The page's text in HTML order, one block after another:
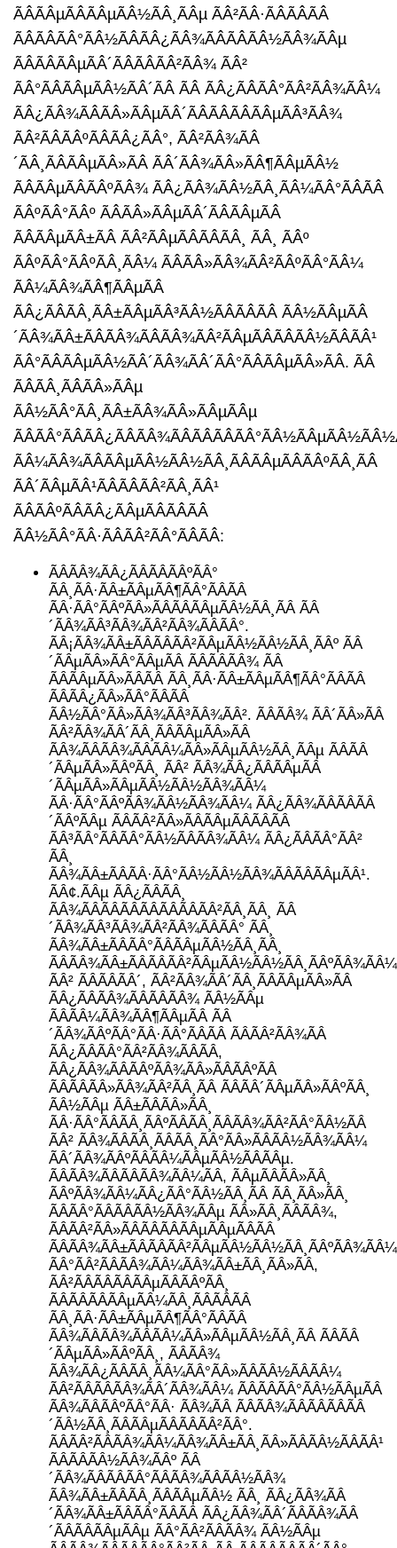
ÃÂÃÂµÃÂÃÂµÃÂ½ÃÂ¸ÃÂµ ÃÂ²ÃÂ·ÃÂÃÂÃÂ
ÃÂÃÂÃÂ°ÃÂ½ÃÂÃÂ¿ÃÂ¾ÃÂÃÂÃÂ½ÃÂ¾ÃÂµ
ÃÂÃÂÃÂµÃÂ´ÃÂÃÂÃÂ²ÃÂ¾ ÃÂ²
ÃÂ°ÃÂÃÂµÃÂ½ÃÂ´ÃÂ ÃÂ ÃÂ¿ÃÂÃÂ°ÃÂ²ÃÂ¾ÃÂ¼
ÃÂ¿ÃÂ¾ÃÂÃÂ»ÃÂµÃÂ´ÃÂÃÂÃÂÃÂµÃÂ³ÃÂ¾
ÃÂ²ÃÂÃÂºÃÂÃÂ¿ÃÂ°, ÃÂ²ÃÂ¾ÃÂ
´ÃÂ¸ÃÂÃÂµÃÂ»ÃÂ ÃÂ´ÃÂ¾ÃÂ»ÃÂ¶ÃÂµÃÂ½
ÃÂÃÂµÃÂÃÂºÃÂ¾ ÃÂ¿ÃÂ¾ÃÂ½ÃÂ¸ÃÂ¼ÃÂ°ÃÂÃÂ
ÃÂºÃÂ°ÃÂº ÃÂÃÂ»ÃÂµÃÂ´ÃÂÃÂµÃÂ
ÃÂÃÂµÃÂ±ÃÂ ÃÂ²ÃÂµÃÂÃÂÃÂ¸ ÃÂ¸ ÃÂº
ÃÂºÃÂ°ÃÂºÃÂ¸ÃÂ¼ ÃÂÃÂ»ÃÂ¾ÃÂ²ÃÂºÃÂ°ÃÂ¼
ÃÂ¼ÃÂ¾ÃÂ¶ÃÂµÃÂ
ÃÂ¿ÃÂÃÂ¸ÃÂ±ÃÂµÃÂ³ÃÂ½ÃÂÃÂÃÂ ÃÂ½ÃÂµÃÂ
´ÃÂ¾ÃÂ±ÃÂÃÂ¾ÃÂÃÂ¾ÃÂ²ÃÂµÃÂÃÂÃÂ½ÃÂÃÂ¹
ÃÂ°ÃÂÃÂµÃÂ½ÃÂ´ÃÂ¾ÃÂ´ÃÂ°ÃÂÃÂµÃÂ»ÃÂ. ÃÂ
ÃÂÃÂ¸ÃÂÃÂ»ÃÂµ
ÃÂ½ÃÂ°ÃÂ¸ÃÂ±ÃÂ¾ÃÂ»ÃÂµÃÂµ
ÃÂ¼ÃÂ¾ÃÂÃÂµÃÂ½ÃÂ½ÃÂ¸ÃÂÃÂµÃÂÃÂºÃÂ¸ÃÂ
ÃÂ´ÃÂµÃÂ¹ÃÂÃÂÃÂ²ÃÂ¸ÃÂ¹
ÃÂÃÂºÃÂÃÂ¿ÃÂµÃÂÃÂÃÂ
ÃÂ½ÃÂ°ÃÂ·ÃÂÃÂ²ÃÂ°ÃÂÃÂ:
ÃÂÃÂ¾ÃÂ¿ÃÂÃÂÃÂºÃÂ°
ÃÂ¸ÃÂ·ÃÂ±ÃÂµÃÂ¶ÃÂ°ÃÂÃÂ
ÃÂ·ÃÂ°ÃÂºÃÂ»ÃÂÃÂÃÂµÃÂ½ÃÂ¸ÃÂ ÃÂ
´ÃÂ¾ÃÂ³ÃÂ¾ÃÂ²ÃÂ¾ÃÂÃÂ°.
ÃÂ¡ÃÂ¾ÃÂ±ÃÂÃÂÃÂ²ÃÂµÃÂ½ÃÂ½ÃÂ¸ÃÂº ÃÂ
´ÃÂµÃÂ»ÃÂ°ÃÂµÃÂ ÃÂÃÂÃÂ¾ ÃÂ
ÃÂÃÂµÃÂ»ÃÂÃÂ ÃÂ¸ÃÂ·ÃÂ±ÃÂµÃÂ¶ÃÂ°ÃÂÃÂ
ÃÂÃÂ¿ÃÂ»ÃÂ°ÃÂÃÂ
ÃÂ½ÃÂ°ÃÂ»ÃÂ¾ÃÂ³ÃÂ¾ÃÂ². ÃÂÃÂ¾ ÃÂ´ÃÂ»ÃÂ
ÃÂ²ÃÂ¾ÃÂ´ÃÂ¸ÃÂÃÂµÃÂ»ÃÂ
ÃÂ¾ÃÂÃÂ¾ÃÂÃÂ¼ÃÂ»ÃÂµÃÂ½ÃÂ¸ÃÂµ ÃÂÃÂ
´ÃÂµÃÂ»ÃÂºÃÂ¸ ÃÂ² ÃÂ¾ÃÂ¿ÃÂÃÂµÃÂ
´ÃÂµÃÂ»ÃÂµÃÂ½ÃÂ½ÃÂ¾ÃÂ¼
ÃÂ·ÃÂ°ÃÂºÃÂ¾ÃÂ½ÃÂ¾ÃÂ¼ ÃÂ¿ÃÂ¾ÃÂÃÂÃÂ
´ÃÂºÃÂµ ÃÂÃÂ²ÃÂ»ÃÂÃÂµÃÂÃÂÃÂ
ÃÂ³ÃÂ°ÃÂÃÂ°ÃÂ½ÃÂÃÂ¾ÃÂ¼ ÃÂ¿ÃÂÃÂ°ÃÂ²
ÃÂ¸
ÃÂ¾ÃÂ±ÃÂÃÂ·ÃÂ°ÃÂ½ÃÂ½ÃÂ¾ÃÂÃÂÃÂµÃÂ¹.
ÃÂ¢.ÃÂµ ÃÂ¿ÃÂÃÂ¸
ÃÂ¾ÃÂÃÂÃÂÃÂÃÂÃÂÃÂ²ÃÂ¸ÃÂ¸ ÃÂ
´ÃÂ¾ÃÂ³ÃÂ¾ÃÂ²ÃÂ¾ÃÂÃÂ° ÃÂ¸
ÃÂ¾ÃÂ±ÃÂÃÂ°ÃÂÃÂµÃÂ½ÃÂ¸ÃÂ¸
ÃÂÃÂ¾ÃÂ±ÃÂÃÂÃÂ²ÃÂµÃÂ½ÃÂ½ÃÂ¸ÃÂºÃÂ¾ÃÂ¼
ÃÂ² ÃÂÃÂÃÂ´, ÃÂ²ÃÂ¾ÃÂ´ÃÂ¸ÃÂÃÂµÃÂ»ÃÂ
ÃÂ¿ÃÂÃÂ¾ÃÂÃÂÃÂ¾ ÃÂ½ÃÂµ
ÃÂÃÂ¼ÃÂ¾ÃÂ¶ÃÂµÃÂ ÃÂ
´ÃÂ¾ÃÂºÃÂ°ÃÂ·ÃÂ°ÃÂÃÂ ÃÂÃÂ²ÃÂ¾ÃÂ
ÃÂ¿ÃÂÃÂ°ÃÂ²ÃÂ¾ÃÂÃÂ,
ÃÂ¿ÃÂ¾ÃÂÃÂºÃÂ¾ÃÂ»ÃÂÃÂºÃÂ
ÃÂÃÂÃÂ»ÃÂ¾ÃÂ²ÃÂ¸ÃÂ ÃÂÃÂ´ÃÂµÃÂ»ÃÂºÃÂ¸
ÃÂ½ÃÂµ ÃÂ±ÃÂÃÂ»ÃÂ¸
ÃÂ·ÃÂ°ÃÂÃÂ¸ÃÂºÃÂÃÂ¸ÃÂÃÂ¾ÃÂ²ÃÂ°ÃÂ½ÃÂ
ÃÂ² ÃÂ¾ÃÂÃÂ¸ÃÂÃÂ¸ÃÂ°ÃÂ»ÃÂÃÂ½ÃÂ¾ÃÂ¼
ÃÂ´ÃÂ¾ÃÂºÃÂÃÂ¼ÃÂµÃÂ½ÃÂÃÂµ.
ÃÂÃÂ¾ÃÂÃÂÃÂ¾ÃÂ¼ÃÂ, ÃÂµÃÂÃÂ»ÃÂ¸
ÃÂºÃÂ¾ÃÂ¼ÃÂ¿ÃÂ°ÃÂ½ÃÂ¸ÃÂ ÃÂ¸ÃÂ»ÃÂ¸
ÃÂÃÂ°ÃÂÃÂÃÂ½ÃÂ¾ÃÂµ ÃÂ»ÃÂ¸ÃÂÃÂ¾,
ÃÂÃÂ²ÃÂ»ÃÂÃÂÃÂÃÂµÃÂµÃÂÃÂ
ÃÂÃÂ¾ÃÂ±ÃÂÃÂÃÂ²ÃÂµÃÂ½ÃÂ½ÃÂ¸ÃÂºÃÂ¾ÃÂ¼
ÃÂ°ÃÂ²ÃÂÃÂ¾ÃÂ¼ÃÂ¾ÃÂ±ÃÂ¸ÃÂ»ÃÂ,
ÃÂ²ÃÂÃÂÃÂÃÂµÃÂÃÂºÃÂ¸
ÃÂÃÂÃÂÃÂµÃÂ¼ÃÂ¸ÃÂÃÂÃÂ
ÃÂ¸ÃÂ·ÃÂ±ÃÂµÃÂ¶ÃÂ°ÃÂÃÂ
ÃÂ¾ÃÂÃÂ¾ÃÂÃÂ¼ÃÂ»ÃÂµÃÂ½ÃÂ¸ÃÂ ÃÂÃÂ
´ÃÂµÃÂ»ÃÂºÃÂ¸, ÃÂÃÂ¾
ÃÂ¾ÃÂ¿ÃÂÃÂ¸ÃÂ¼ÃÂ°ÃÂ»ÃÂÃÂ½ÃÂÃÂ¼
ÃÂ²ÃÂÃÂÃÂ¾ÃÂ´ÃÂ¾ÃÂ¼ ÃÂÃÂÃÂ°ÃÂ½ÃÂµÃÂ
ÃÂ¾ÃÂÃÂºÃÂ°ÃÂ· ÃÂ¾ÃÂ ÃÂÃÂ¾ÃÂÃÂÃÂÃÂ
´ÃÂ½ÃÂ¸ÃÂÃÂµÃÂÃÂÃÂ²ÃÂ°.
ÃÂÃÂ²ÃÂÃÂ¾ÃÂ¼ÃÂ¾ÃÂ±ÃÂ¸ÃÂ»ÃÂÃÂ½ÃÂÃÂ¹
ÃÂÃÂÃÂ½ÃÂ¾ÃÂº ÃÂ
´ÃÂ¾ÃÂÃÂÃÂ°ÃÂÃÂ¾ÃÂÃÂ½ÃÂ¾
ÃÂ¾ÃÂ±ÃÂÃÂ¸ÃÂÃÂµÃÂ½ ÃÂ¸ ÃÂ¿ÃÂ¾ÃÂ
´ÃÂ¾ÃÂ±ÃÂÃÂ°ÃÂÃÂ ÃÂ¿ÃÂ¾ÃÂ´ÃÂÃÂ¾ÃÂ
´ÃÂÃÂÃÂµÃÂµ ÃÂ°ÃÂ²ÃÂÃÂ¾ ÃÂ½ÃÂµ